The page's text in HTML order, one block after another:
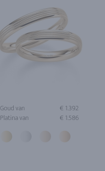
Goud van
€ 1.392
Platina van
€ 1.586